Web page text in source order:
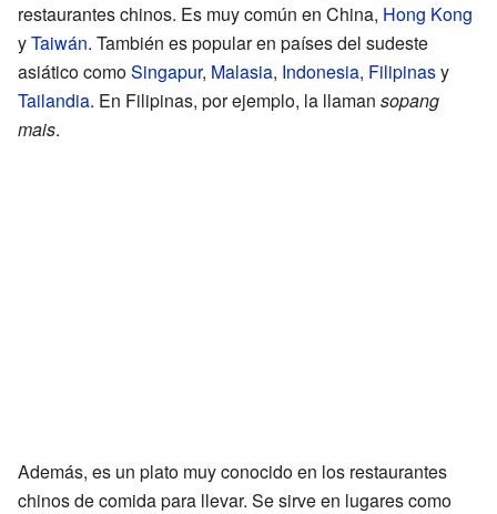
restaurantes chinos. Es muy común en China, Hong Kong
yTaiwán. También es popular en países del sudeste
asiático comoSingapur, Malasia, Indonesia, Filipinasy
Tailandia. En Filipinas, por ejemplo, la llaman sopang
mais.
Además, es un plato muy conocido en los restaurantes
chinos de comida para llevar. Se sirve en lugares como